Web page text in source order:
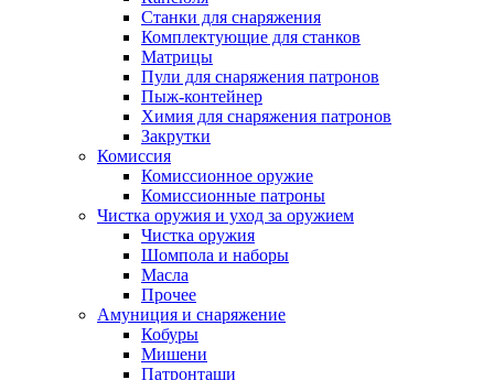
Станки для снаряжения
Комплектующие для станков
Матрицы
Пули для снаряжения патронов
Пыж-контейнер
Химия для снаряжения патронов
Закрутки
Комиссия
Комиссионное оружие
Комиссионные патроны
Чистка оружия и уход за оружием
Чистка оружия
Шомпола и наборы
Масла
Прочее
Амуниция и снаряжение
Кобуры
Мишени
Патронташи